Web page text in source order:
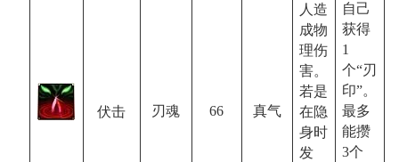
伏击 刃魂 66 真气
人造
成物
理伤
害。
若是
在隐
身时
发
自己
获得
1
个“刃
印”。
最多
能攒
3个